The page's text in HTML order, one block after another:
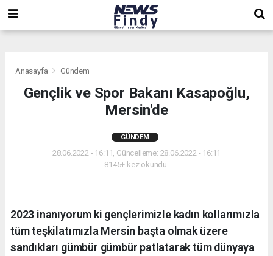
Anasayfa Gündem
Gençlik ve Spor Bakanı Kasapoğlu,
Mersin'de
GÜNDEM
28.06.2022 - 16:11, Güncelleme: 28.06.2022 - 16:11
8145+ kez okundu.
2023 inanıyorum ki gençlerimizle kadın kollarımızla
tüm teşkilatımızla Mersin başta olmak üzere
sandıkları gümbür gümbür patlatarak tüm dünyaya